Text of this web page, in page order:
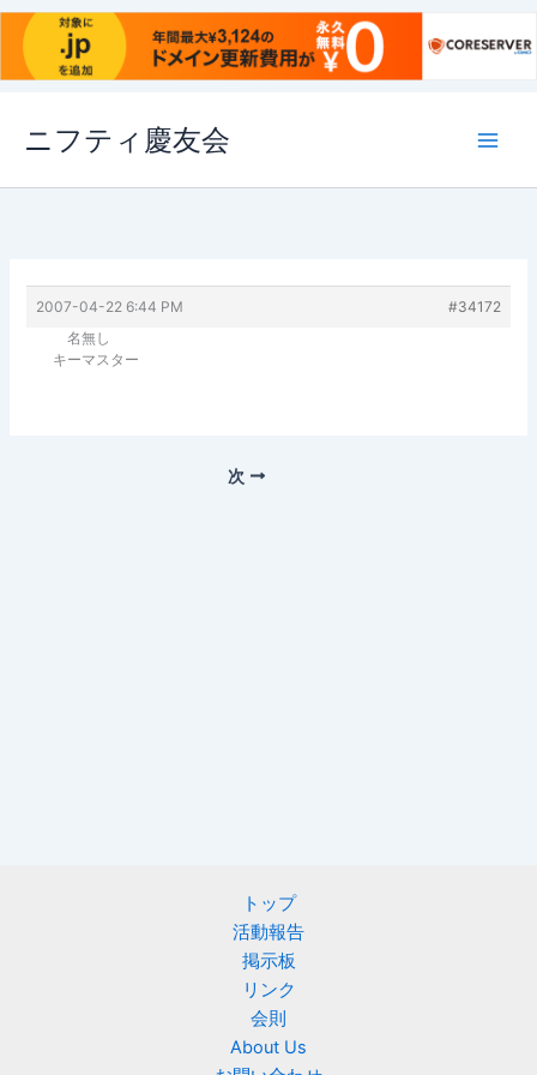
ス
ニフティ慶友会
2007-04-22 6:44 PM
#34172
名無し
キーマスター
次
トップ
活動報告
掲示板
リンク
会則
About Us